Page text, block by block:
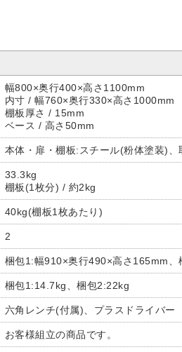
幅800×奥行400×高さ1100mm
内寸 / 幅760×奥行330×高さ1000mm
棚板厚さ / 15mm
ベース / 高さ50mm
本体・扉・棚板:スチール(粉体塗装)、
33.3kg
棚板(1枚分) / 約2kg
40kg(棚板1枚あたり)
2
梱包1:幅910×奥行490×高さ165mm
梱包1:14.7kg、梱包2:22kg
六角レンチ(付属)、プラスドライバー
お客様組立の商品です。